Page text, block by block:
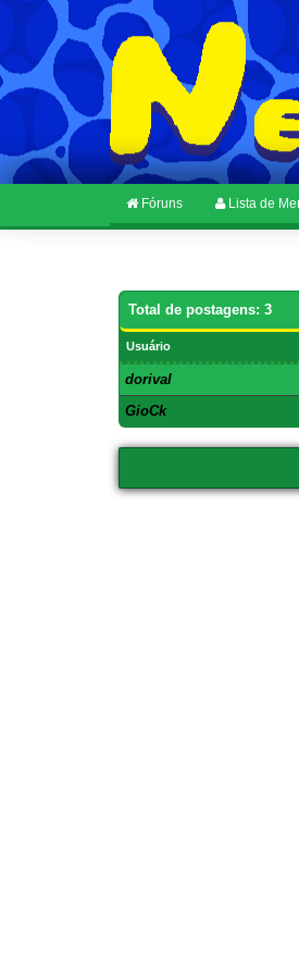
Fóruns Lista de
Total de postagens: 3
Usuário
dorival
GioCk